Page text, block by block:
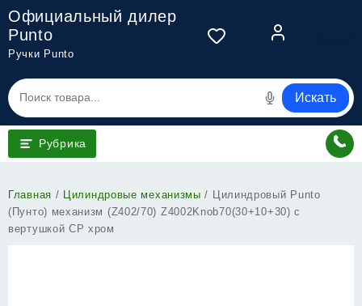
Перейти
содержимому
Официальный дилер
Punto
Ручки Punto
Искать
Рубрика
Главная / Цилиндровые механизмы / Цилиндровый Punto
(Пунто) механизм (Z402/70) Z4002Knob70(30+10+30) с
вертушкой CP хром